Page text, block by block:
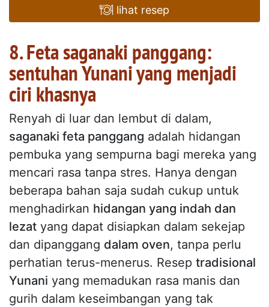
lihat resep
8. Feta saganaki panggang:
sentuhan Yunani yang menjadi
ciri khasnya
Renyah di luar dan lembut di dalam,
saganaki feta panggang adalah hidangan
pembuka yang sempurna bagi mereka yang
mencari rasa tanpa stres. Hanya dengan
beberapa bahan saja sudah cukup untuk
menghadirkan hidangan yang indah dan
lezat yang dapat disiapkan dalam sekejap
dan dipanggang dalam oven, tanpa perlu
perhatian terus-menerus. Resep tradisional
Yunani yang memadukan rasa manis dan
gurih dalam keseimbangan yang tak